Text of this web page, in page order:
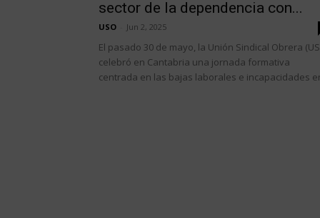
sector de la dependencia con...
USO Jun 2, 2025
El pasado 30 de mayo, la Unión Sindical Obrera
celebró en Cantabria una jornada formativa
centrada en las bajas laborales e incapacidades